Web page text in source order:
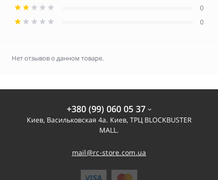
0
0
Нет отзывов о данном товаре.
+380 (99) 060 05 37
Киев, Васильковская 4а. Киев, ТРЦ BLOCKBUSTER
MALL.
mail@rc-store.com.ua